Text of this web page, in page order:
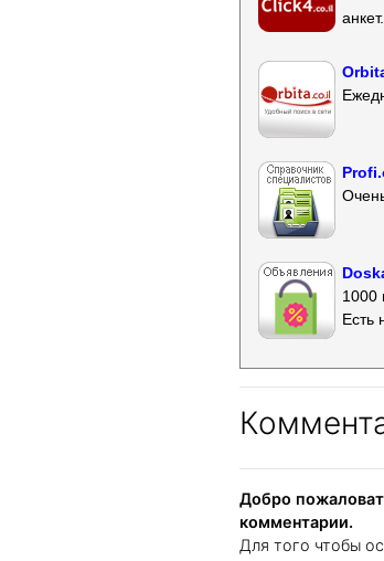
1000
Есть
Добро
комментарии.
Для того чтобы